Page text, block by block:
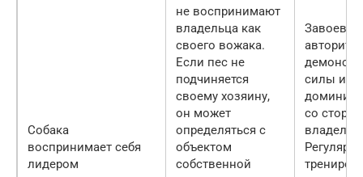
Собака
воспринимает себя
лидером
не воспринимают
владельца как
своего вожака.
Если пес не
подчиняется
своему хозяину,
он может
определяться с
объектом
собственной
силы и
со